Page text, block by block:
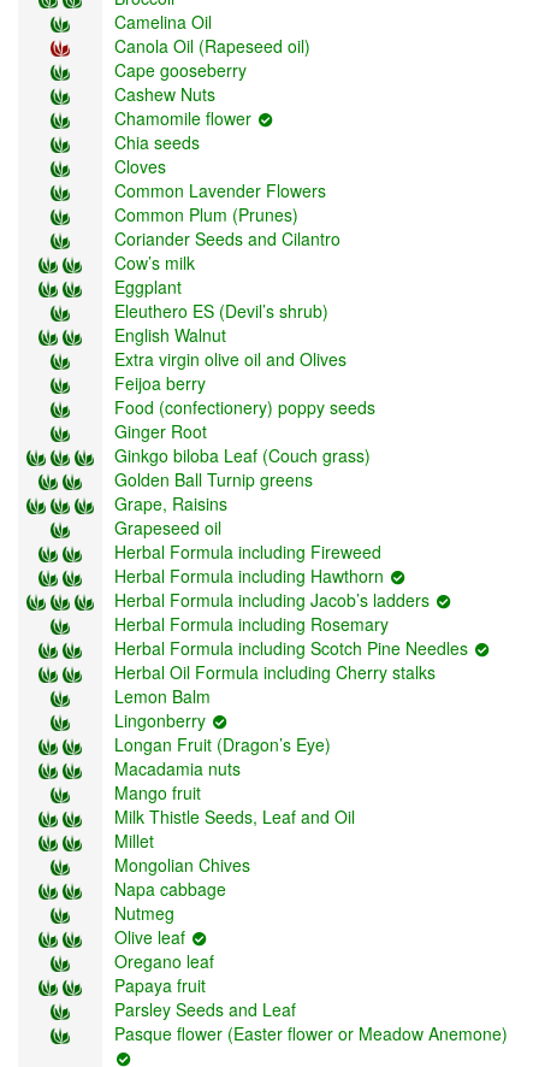
Camelina Oil
Canola Oil (Rapeseed oil)
Cape gooseberry
Cashew Nuts
Chamomile flower
Chia seeds
Cloves
Common Lavender Flowers
Common Plum (Prunes)
Coriander Seeds and Cilantro
Cow’s milk
Eggplant
Eleuthero ES (Devil’s shrub)
English Walnut
Extra virgin olive oil and Olives
Feijoa berry
Food (confectionery) poppy seeds
Ginger Root
Ginkgo biloba Leaf (Couch grass)
Golden Ball Turnip greens
Grape, Raisins
Grapeseed oil
Herbal Formula including Fireweed
Herbal Formula including Hawthorn
Herbal Formula including Jacob’s ladders
Herbal Formula including Rosemary
Herbal Formula including Scotch Pine Needles
Herbal Oil Formula including Cherry stalks
Lemon Balm
Lingonberry
Longan Fruit (Dragon’s Eye)
Macadamia nuts
Mango fruit
Milk Thistle Seeds, Leaf and Oil
Millet
Mongolian Chives
Napa cabbage
Nutmeg
Olive leaf
Oregano leaf
Papaya fruit
Parsley Seeds and Leaf
Pasque flower (Easter flower or Meadow Anemone)